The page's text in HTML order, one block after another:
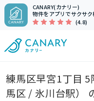
CANARY(カナリー)
物件をアプリでサクサク
(4.8)
練馬区早宮1丁目
馬区 / 氷川台駅）